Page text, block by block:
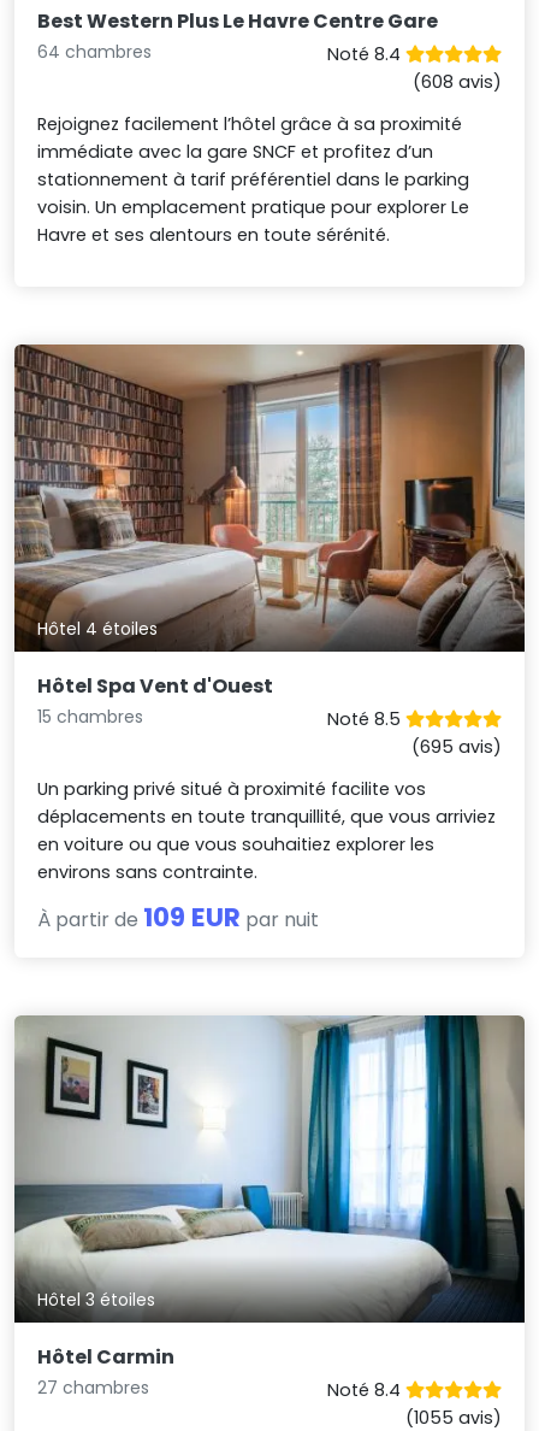
Best Western Plus Le Havre Centre Gare
64 chambres
Noté 8.4
(608 avis)
Rejoignez facilement l’hôtel grâce à sa proximité
immédiate avec la gare SNCF et profitez d’un
stationnement à tarif préférentiel dans le parking
voisin. Un emplacement pratique pour explorer Le
Havre et ses alentours en toute sérénité.
Hôtel 4 étoiles
Hôtel Spa Vent d'Ouest
15 chambres
Noté 8.5
(695 avis)
Un parking privé situé à proximité facilite vos
déplacements en toute tranquillité, que vous arriviez
en voiture ou que vous souhaitiez explorer les
environs sans contrainte.
À partir de 109 EUR par nuit
Hôtel 3 étoiles
Hôtel Carmin
27 chambres
Noté 8.4
(1055 avis)